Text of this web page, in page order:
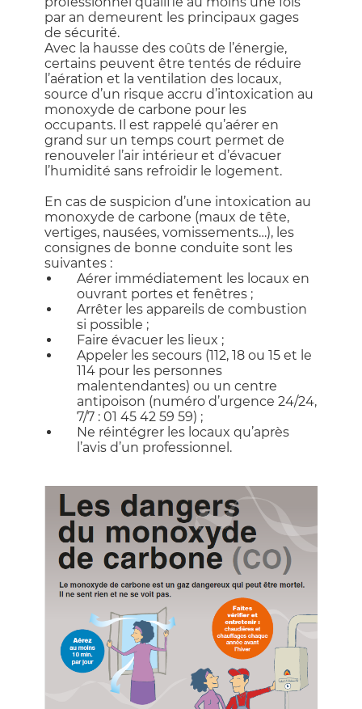
par an demeurent les principaux gages
de sécurité.
Avec la hausse des coûts de l’énergie,
certains peuvent être tentés de réduire
l’aération et la ventilation des locaux,
source d’un risque accru d’intoxication au
monoxyde de carbone pour les
occupants. Il est rappelé qu’aérer en
grand sur un temps court permet de
renouveler l’air intérieur et d’évacuer
l’humidité sans refroidir le logement.
En cas de suspicion d’une intoxication au
monoxyde de carbone (maux de tête,
vertiges, nausées, vomissements…), les
consignes de bonne conduite sont les
suivantes :
Aérer immédiatement les locaux en
ouvrant portes et fenêtres ;
Arrêter les appareils de combustion
si possible ;
Faire évacuer les lieux ;
Appeler les secours (112, 18 ou 15 et le
114 pour les personnes
malentendantes) ou un centre
antipoison (numéro d’urgence 24/24,
7/7 : 01 45 42 59 59) ;
Ne réintégrer les locaux qu’après
l’avis d’un professionnel.